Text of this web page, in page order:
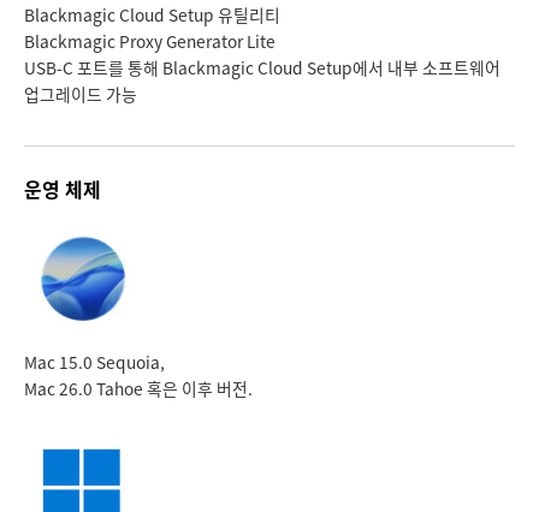
Blackmagic Cloud Setup 유틸리티
Blackmagic Proxy Generator Lite
USB-C 포트를 통해 Blackmagic Cloud Setup에서 내부 소프트웨어
업그레이드 가능
운영 체제
Mac 15.0 Sequoia,
Mac 26.0 Tahoe 혹은 이후 버전.